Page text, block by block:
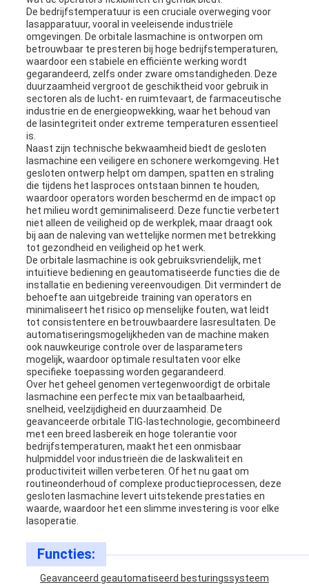
De bedrijfstemperatuur is een cruciale overweging voor
lasapparatuur, vooral in veeleisende industriële
omgevingen. De orbitale lasmachine is ontworpen om
betrouwbaar te presteren bij hoge bedrijfstemperaturen,
waardoor een stabiele en efficiënte werking wordt
gegarandeerd, zelfs onder zware omstandigheden. Deze
duurzaamheid vergroot de geschiktheid voor gebruik in
sectoren als de lucht- en ruimtevaart, de farmaceutische
industrie en de energieopwekking, waar het behoud van
de lasintegriteit onder extreme temperaturen essentieel
is.
Naast zijn technische bekwaamheid biedt de gesloten
lasmachine een veiligere en schonere werkomgeving. Het
gesloten ontwerp helpt om dampen, spatten en straling
die tijdens het lasproces ontstaan ​​binnen te houden,
waardoor operators worden beschermd en de impact op
het milieu wordt geminimaliseerd. Deze functie verbetert
niet alleen de veiligheid op de werkplek, maar draagt ​​ook
bij aan de naleving van wettelijke normen met betrekking
tot gezondheid en veiligheid op het werk.
De orbitale lasmachine is ook gebruiksvriendelijk, met
intuïtieve bediening en geautomatiseerde functies die de
installatie en bediening vereenvoudigen. Dit vermindert de
behoefte aan uitgebreide training van operators en
minimaliseert het risico op menselijke fouten, wat leidt
tot consistentere en betrouwbaardere lasresultaten. De
automatiseringsmogelijkheden van de machine maken
ook nauwkeurige controle over de lasparameters
mogelijk, waardoor optimale resultaten voor elke
specifieke toepassing worden gegarandeerd.
Over het geheel genomen vertegenwoordigt de orbitale
lasmachine een perfecte mix van betaalbaarheid,
snelheid, veelzijdigheid en duurzaamheid. De
geavanceerde orbitale TIG-lastechnologie, gecombineerd
met een breed lasbereik en hoge tolerantie voor
bedrijfstemperaturen, maakt het een onmisbaar
hulpmiddel voor industrieën die de laskwaliteit en
productiviteit willen verbeteren. Of het nu gaat om
routineonderhoud of complexe productieprocessen, deze
gesloten lasmachine levert uitstekende prestaties en
waarde, waardoor het een slimme investering is voor elke
lasoperatie.
Functies:
Geavanceerd geautomatiseerd besturingssysteem